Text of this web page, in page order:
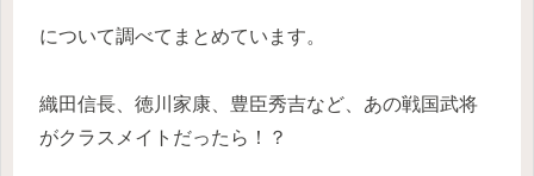
について調べてまとめています。
織田信長、徳川家康、豊臣秀吉など、あの戦国武将
がクラスメイトだったら！？